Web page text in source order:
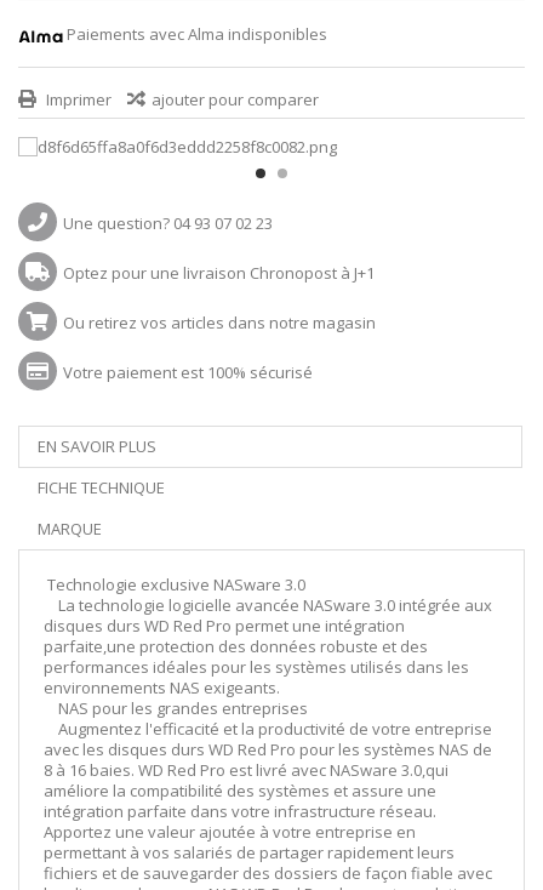
Paiements avec Alma indisponibles
Imprimer ajouter pour comparer
Une question? 04 93 07 02 23
Optez pour une livraison Chronopost à J+1
Ou retirez vos articles dans notre magasin
Votre paiement est 100% sécurisé
EN SAVOIR PLUS
FICHE TECHNIQUE
MARQUE
Technologie exclusive NASware 3.0
La technologie logicielle avancée NASware 3.0 intégrée aux
disques durs WD Red Pro permet une intégration
parfaite,une protection des données robuste et des
performances idéales pour les systèmes utilisés dans les
environnements NAS exigeants.
NAS pour les grandes entreprises
Augmentez l'efficacité et la productivité de votre entreprise
avec les disques durs WD Red Pro pour les systèmes NAS de
8 à 16 baies. WD Red Pro est livré avec NASware 3.0,qui
améliore la compatibilité des systèmes et assure une
intégration parfaite dans votre infrastructure réseau.
Apportez une valeur ajoutée à votre entreprise en
permettant à vos salariés de partager rapidement leurs
fichiers et de sauvegarder des dossiers de façon fiable avec